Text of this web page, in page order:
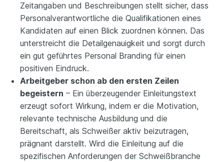
Zeitangaben und Beschreibungen stellt sicher, dass
Personalverantwortliche die Qualifikationen eines
Kandidaten auf einen Blick zuordnen können. Das
unterstreicht die Detailgenauigkeit und sorgt durch
ein gut geführtes Personal Branding für einen
positiven Eindruck.
Arbeitgeber schon ab den ersten Zeilen
begeistern – Ein überzeugender Einleitungstext
erzeugt sofort Wirkung, indem er die Motivation,
relevante technische Ausbildung und die
Bereitschaft, als Schweißer aktiv beizutragen,
prägnant darstellt. Wird die Einleitung auf die
spezifischen Anforderungen der Schweißbranche